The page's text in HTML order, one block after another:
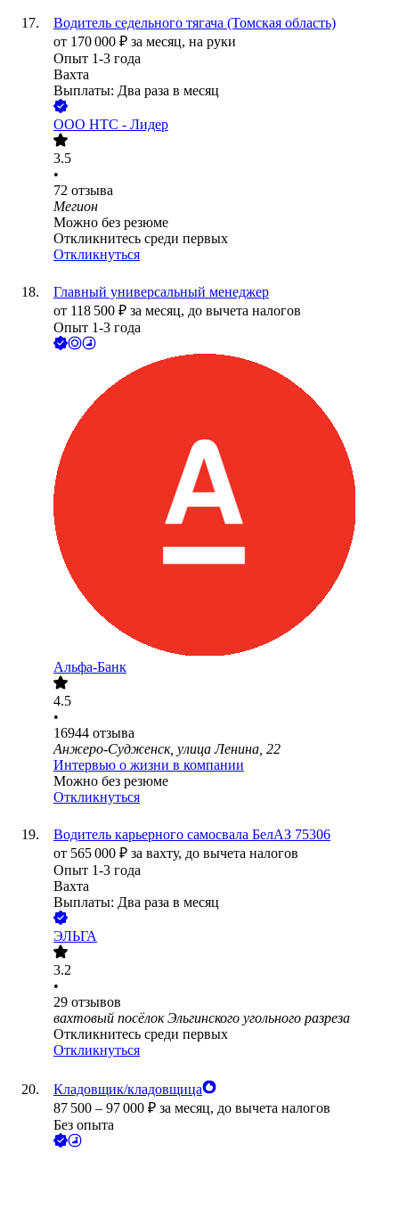
Водитель седельного тягача (Томская область)
от 170 000 ₽ за месяц, на руки
Опыт 1-3 года
Вахта
Выплаты: Два раза в месяц
ООО НТС - Лидер
3.5
•
72 отзыва
Мегион
Можно без резюме
Откликнитесь среди первых
Откликнуться
Главный универсальный менеджер
от 118 500 ₽ за месяц, до вычета налогов
Опыт 1-3 года
Альфа-Банк
4.5
•
16944 отзыва
Анжеро-Судженск, улица Ленина, 22
Интервью о жизни в компании
Можно без резюме
Откликнуться
Водитель карьерного самосвала БелАЗ 75306
от 565 000 ₽ за вахту, до вычета налогов
Опыт 1-3 года
Вахта
Выплаты: Два раза в месяц
ЭЛЬГА
3.2
•
29 отзывов
вахтовый посёлок Эльгинского угольного разреза
Откликнитесь среди первых
Откликнуться
Кладовщик/кладовщица
87 500 – 97 000 ₽ за месяц, до вычета налогов
Без опыта